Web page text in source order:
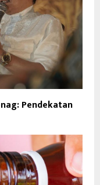
Pendekatan